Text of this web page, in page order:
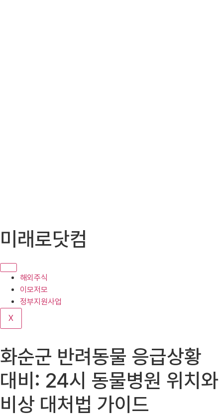
텐
로
기
미래로닷컴
해외주식
이모저모
정부지원사업
X
화순군 반려동물 응급상황
대비: 24시 동물병원 위치와
비상 대처법 가이드